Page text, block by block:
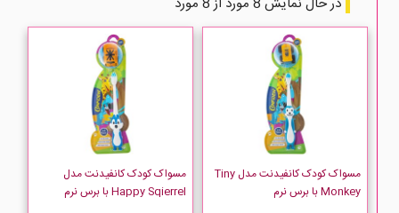
فقط نمایش کالاهای موجود
مسواک کودک کانفیدنت مدل Tiny
Monkey با برس نرم
مسواک کودک کانفیدنت مدل
Happy Sqierrel با برس نرم